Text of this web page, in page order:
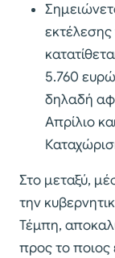
5.760
δηλαδή
Απρίλιο
Στο μεταξύ,
την
Τέμπη,
προς το ποιος